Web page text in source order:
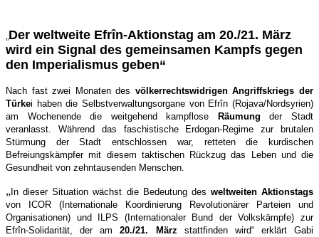
„Der weltweite Efrîn-Aktionstag am 20./21. März
wird ein Signal des gemeinsamen Kampfs gegen
den Imperialismus geben“
Nach fast zwei Monaten des völkerrechtswidrigen Angriffskriegs der
Türkei haben die Selbstverwaltungsorgane von Efrîn (Rojava/Nordsyrien)
am Wochenende die weitgehend kampflose
Räumung der Stadt
veranlasst. Während das faschistische Erdogan-Regime zur brutalen
Stürmung der Stadt entschlossen war, retteten die kurdischen
Befreiungskämpfer mit diesem taktischen Rückzug das Leben und die
Gesundheit von zehntausenden Menschen.
„ In dieser Situation wächst die Bedeutung des weltweiten Aktionstags
von ICOR (Internationale Koordinierung Revolutionärer Parteien und
Organisationen) und ILPS (Internationaler Bund der Volkskämpfe) zur
Efrîn-Solidarität, der am20./21. März stattfinden wird“ erklärt Gabi